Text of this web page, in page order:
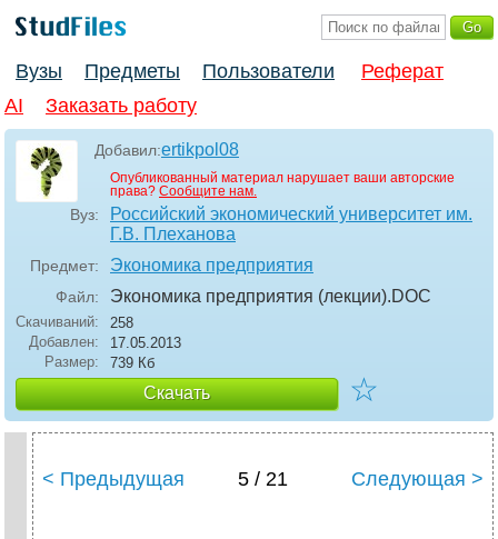
Вузы Предметы Пользователи
Реферат
AI
Заказать работу
Добавил:ertikpol08
Опубликованный материал нарушает ваши авторские
права? Сообщите нам.
Вуз:
Российский экономический университет им.
Г.В. Плеханова
Предмет: Экономика предприятия
Файл: Экономика предприятия (лекции).DOC
Скачиваний:
258
Добавлен:
17.05.2013
Размер:
739 Кб
Скачать ☆
< Предыдущая 5 / 21 Следующая >